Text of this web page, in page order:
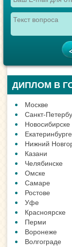
ДИПЛОМ В
Москве
Санкт-
Новосибирске
Екатеринбурге
Нижний
Казани
Челябинске
Омске
Самаре
Ростове
Уфе
Красноярске
Перми
Воронеже
Волгограде